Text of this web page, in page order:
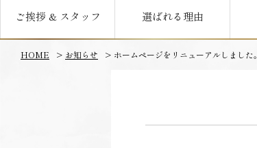
ご挨拶 & スタッフ 選ばれる理由
HOME お知らせ ホームページをリニューアルしました。